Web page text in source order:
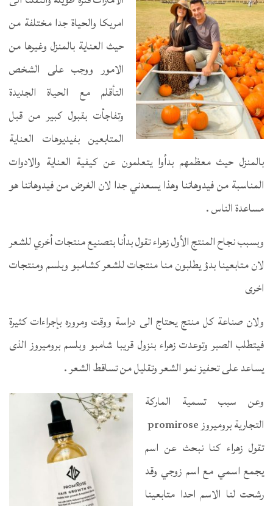
امريكا والحياة جدا مختلفة من
حيث العناية بالمنزل وغيرها من
الامور ووجب على الشخص
التأقلم مع الحياة الجديدة
وتفاجأت بقبول كبير من قبل
المتابعين بفيديوهات العناية
بالمنزل حيث معظمهم بدأوا يتعلمون عن كيفية العناية والادوات
المناسبة من فيدوهاتنا وهذا يسعدني جدا لان الغرض من فيدوهاتنا هو
مساعدة الناس .
وبسبب نجاح المنتج الأول زهراء تقول بدأنا بتصنيع منتجات أخري للشعر
لان متابعينا بدؤ يطلبون منا منتجات للشعر كشامبو وبلسم ومنتجات
اخرى
ولان صناعة كل منتج يحتاج الى دراسة ووقت ومروره بإجراءات كثيرة
فيتطلب الصبر وتوعدت زهراء بنزول قريبا شامبو وبلسم بروميروز الذى
يساعد على تحفيز نمو الشعر وتقليل من تساقط الشعر .
وعن سبب تسمية الماركة
التجارية بروميروز promirose
تقول زهراء كنا نبحث عن اسم
يجمع اسمي مع اسم زوجي وقد
رشحت لنا الاسم احدا متابعينا